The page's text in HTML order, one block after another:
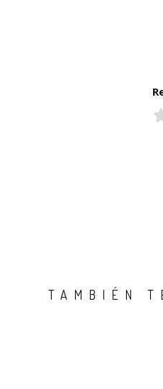
TAMBIÉN